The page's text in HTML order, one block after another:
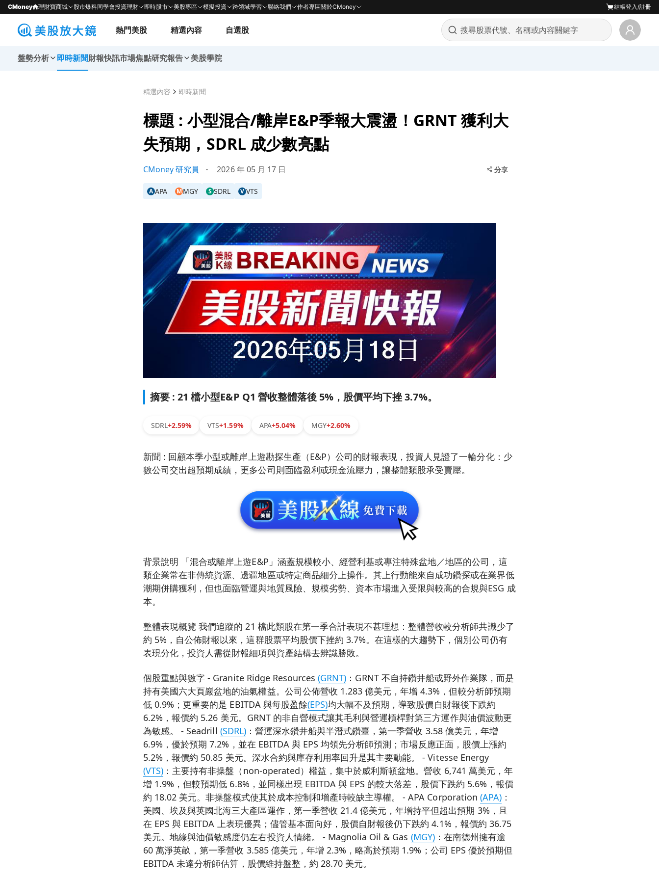
CMoney 理財寶商城 股市爆料同學會投資理財 即時股市 美股專區 模擬投資 跨領域學習 聯絡我們 作者專區關於CMoney 結帳登入/註冊
熱門美股 精選內容 自選股
盤勢分析 即時新聞財報快訊市場焦點研究報告 美股學院
精選內容 即時新聞
標題 : 小型混合/離岸E&P季報大震盪！GRNT 獲利大
失預期，SDRL 成少數亮點
CMoney 研究員 ・ 2026 年 05 月 17 日 分享
A APA MMGY S SDRL V VTS
摘要 : 21 檔小型E&P Q1 營收整體落後 5%，股價平均下挫 3.7%。
SDRL+2.59% VTS+1.59% APA+5.04% MGY+2.60%
新聞 : 回顧本季小型或離岸上遊勘探生產（E&P）公司的財報表現，投資人見證了一輪分化：少
數公司交出超預期成績，更多公司則面臨盈利或現金流壓力，讓整體類股承受賣壓。
背景說明 「混合或離岸上遊E&P」涵蓋規模較小、經營利基或專注特殊盆地／地區的公司，這
類企業常在非傳統資源、邊疆地區或特定商品細分上操作。其上行動能來自成功鑽探或在業界低
潮期併購獲利，但也面臨營運與地質風險、規模劣勢、資本市場進入受限與較高的合規與ESG 成
本。
整體表現概覽 我們追蹤的 21 檔此類股在第一季合計表現不甚理想：整體營收較分析師共識少了
約 5%，自公佈財報以來，這群股票平均股價下挫約 3.7%。在這樣的大趨勢下，個別公司仍有
表現分化，投資人需從財報細項與資產結構去辨識勝敗。
個股重點與數字 - Granite Ridge Resources(GRNT) ：GRNT 不自持鑽井船或野外作業隊，而是
持有美國六大頁巖盆地的油氣權益。公司公佈營收 1.283 億美元，年增 4.3%，但較分析師預期
低 0.9%；更重要的是 EBITDA 與每股盈餘(EPS)均大幅不及預期，導致股價自財報後下跌約
6.2%，報價約 5.26 美元。GRNT 的非自營模式讓其毛利與營運槓桿對第三方運作與油價波動更
為敏感。 - Seadrill (SDRL)：營運深水鑽井船與半潛式鑽臺，第一季營收 3.58 億美元，年增
6.9%，優於預期 7.2%，並在 EBITDA 與 EPS 均領先分析師預測；市場反應正面，股價上漲約
5.2%，報價約 50.85 美元。深水合約與庫存利用率回升是其主要動能。 - Vitesse Energy
(VTS) ：主要持有非操盤（non‑operated）權益，集中於威利斯頓盆地。營收 6,741 萬美元，年
增 1.9%，但較預期低 6.8%，並同樣出現 EBITDA 與 EPS 的較大落差，股價下跌約 5.6%，報價
約 18.02 美元。非操盤模式使其於成本控制和增產時較缺主導權。 - APA Corporation (APA) ：
美國、埃及與英國北海三大產區運作，第一季營收 21.4 億美元，年增持平但超出預期 3%，且
在 EPS 與 EBITDA 上表現優異；儘管基本面向好，股價自財報後仍下跌約 4.1%，報價約 36.75
美元。地緣與油價敏感度仍左右投資人情緒。 - Magnolia Oil & Gas (MGY)：在南德州擁有逾
60 萬淨英畝，第一季營收 3.585 億美元，年增 2.3%，略高於預期 1.9%；公司 EPS 優於預期但
EBITDA 未達分析師估算，股價維持盤整，約 28.70 美元。